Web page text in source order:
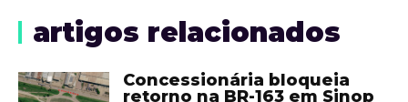
artigos relacionados
Concessionária bloqueia
retorno na BR-163 em Sinop